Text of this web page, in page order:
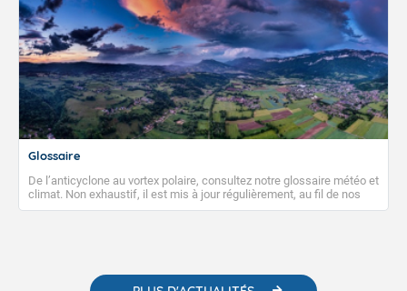
Glossaire
De l’anticyclone au vortex polaire, consultez notre glossaire météo et
climat. Non exhaustif, il est mis à jour régulièrement, au fil de nos
publications. Vous y trouverez également des liens utiles vers nos